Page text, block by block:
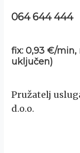
064 644 444
fix: 0,93 €/min,
uključen)
Pružatelj
d.o.o.